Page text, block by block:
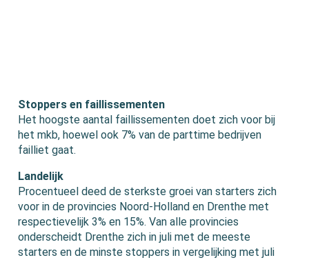
Stoppers en faillissementen
Het hoogste aantal faillissementen doet zich voor bij
het mkb, hoewel ook 7% van de parttime bedrijven
failliet gaat.
Landelijk
Procentueel deed de sterkste groei van starters zich
voor in de provincies Noord-Holland en Drenthe met
respectievelijk 3% en 15%. Van alle provincies
onderscheidt Drenthe zich in juli met de meeste
starters en de minste stoppers in vergelijking met juli